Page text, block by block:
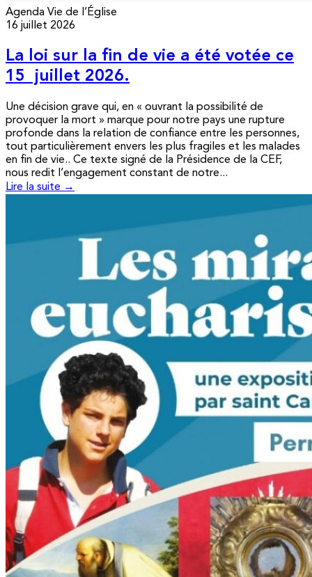
Agenda Vie de l’Église
16 juillet 2026
La loi sur la fin de vie a été votée ce
15 juillet 2026.
Une décision grave qui, en « ouvrant la possibilité de
provoquer la mort » marque pour notre pays une rupture
profonde dans la relation de confiance entre les personnes,
tout particulièrement envers les plus fragiles et les malades
en fin de vie.. Ce texte signé de la Présidence de la CEF,
nous redit l’engagement constant de notre...
Lire la suite →